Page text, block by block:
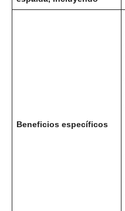
Beneficios específicos